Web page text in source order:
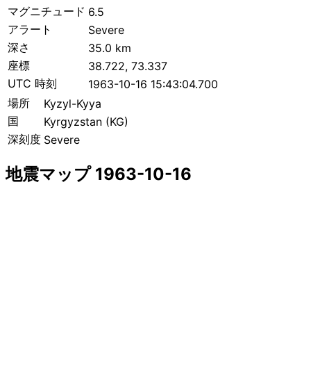
マグニチュード 6.5
アラート
Severe
深さ
35.0 km
座標
38.722, 73.337
UTC 時刻
1963-10-16 15:43:04.700
場所
Kyzyl-Kyya
国
Kyrgyzstan (KG)
深刻度 Severe
地震マップ 1963-10-16